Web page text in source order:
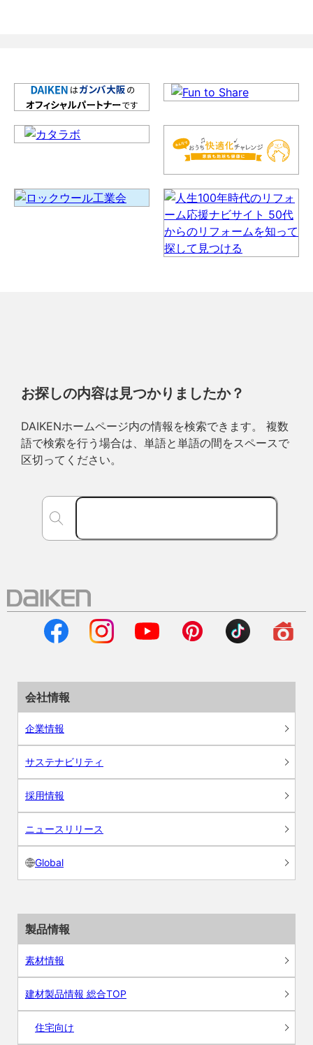
お探しの内容は見つかりましたか？
DAIKENホームページ内の情報を検索できます。 複数
語で検索を行う場合は、単語と単語の間をスペースで
区切ってください。
会社情報
企業情報
サステナビリティ
採用情報
ニュースリリース
Global
製品情報
素材情報
建材製品情報 総合TOP
住宅向け